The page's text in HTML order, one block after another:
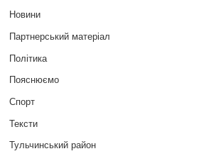
Новини
Партнерський матеріал
Політика
Пояснюємо
Спорт
Тексти
Тульчинський район